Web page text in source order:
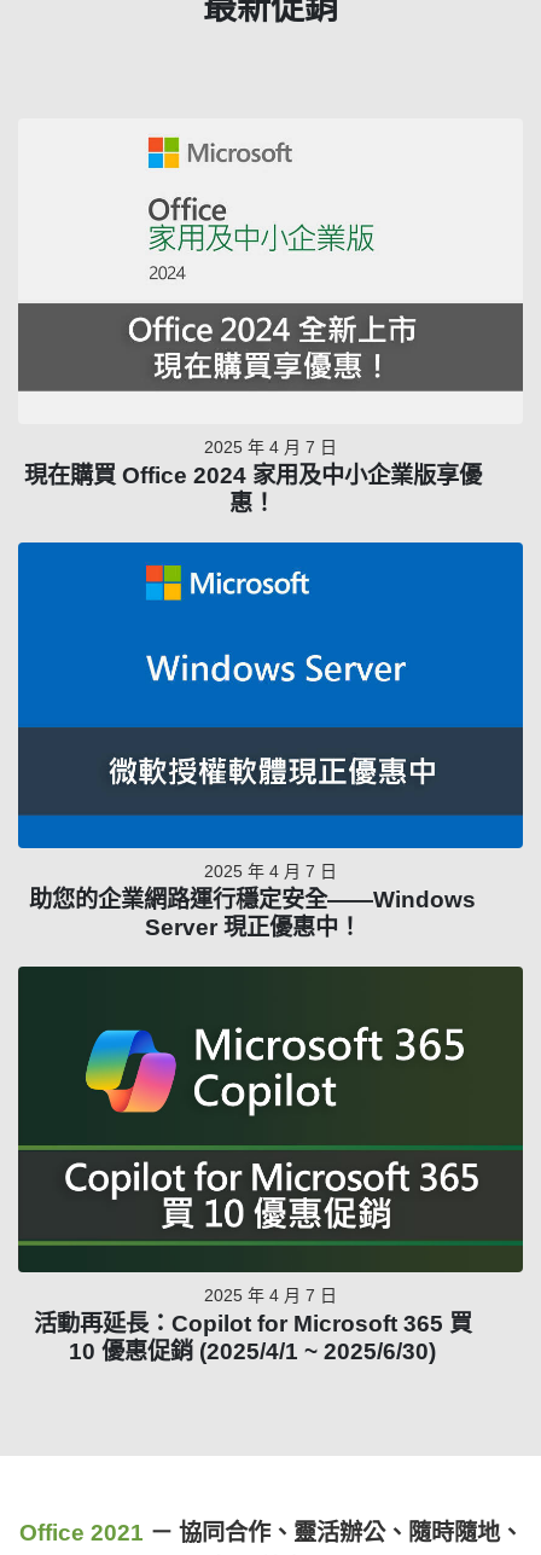
2025 年 4 月 7 日
現在購買 Office 2024 家用及中小企業版享優
惠！
2025 年 4 月 7 日
助您的企業網路運行穩定安全——Windows
Server 現正優惠中！
2025 年 4 月 7 日
活動再延長：Copilot for Microsoft 365 買
10 優惠促銷 (2025/4/1 ~ 2025/6/30)
Office 2021 － 協同合作、靈活辦公、隨時隨地、